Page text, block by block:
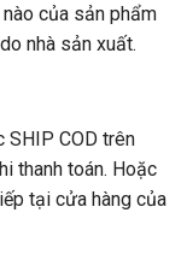
của sản phẩm
nhà sản xuất.
SHIP COD trên
thanh toán. Hoặc
tại cửa hàng của